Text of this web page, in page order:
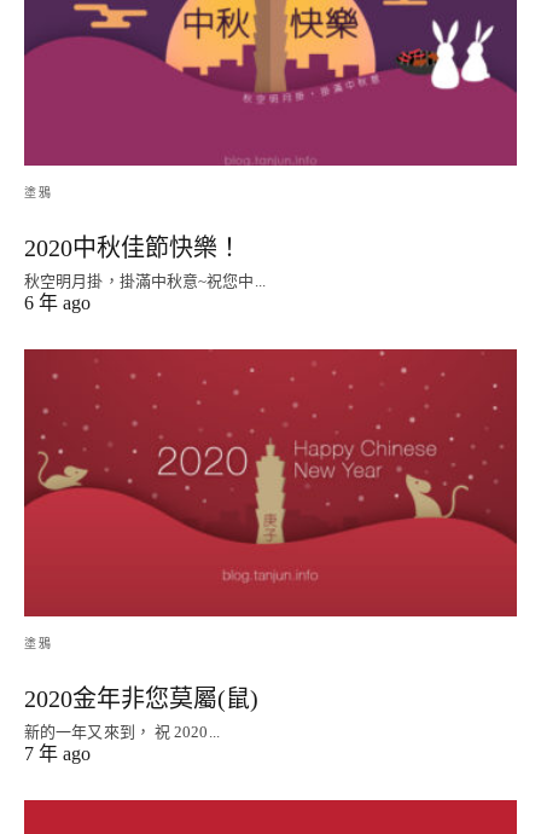
塗鴉
2020中秋佳節快樂！
秋空明月掛，掛滿中秋意~祝您中...
6 年 ago
塗鴉
2020金年非您莫屬(鼠)
新的一年又來到， 祝 2020...
7 年 ago